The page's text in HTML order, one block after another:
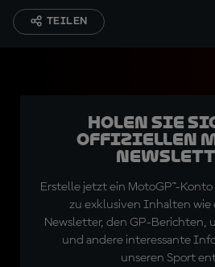
TEILEN
Holen Sie
offiziellen
Erstelle jetzt ein MotoGP™-
zu exklusiven Inhalten wie
Newsletter, den GP-Berichten,
und andere interessante
unseren Sport